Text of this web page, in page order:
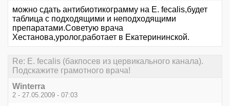
можно сдать антибиотикограмму на E. fecalis,будет
таблица с подходящими и неподходящими
препаратами.Советую врача
Хестанова,уролог,работает в Екатерининской.
Re: E. fecalis (бакпосев из цервикального канала).
Подскажите грамотного врача!
Winterra
2 - 27.05.2009 - 07:03